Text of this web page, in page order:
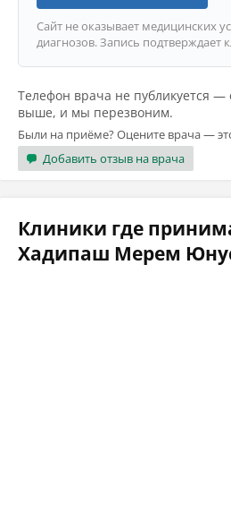
Сайт не оказывает медицинских
диагнозов. Запись подтверждает
Телефон врача не публикуется —
выше, и мы перезвоним.
Были на приёме? Оцените врача —
Добавить отзыв на врача
Клиники где
Хадипаш Мерем